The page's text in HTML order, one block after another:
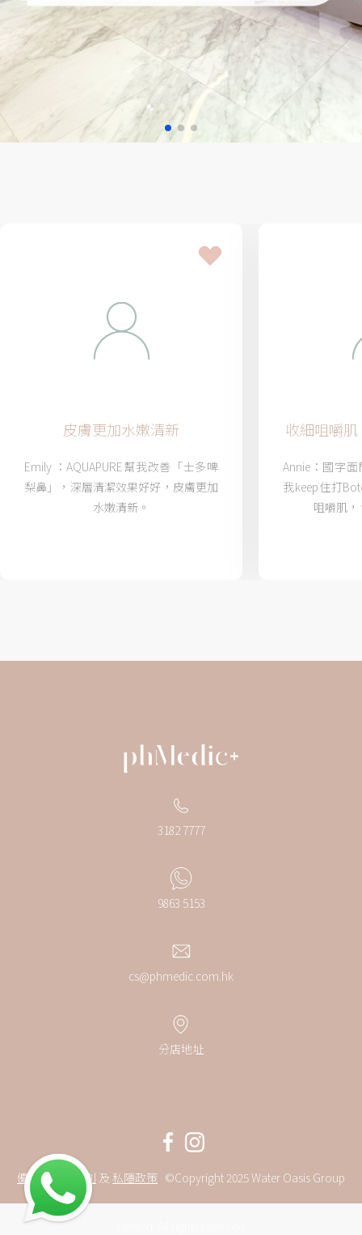
皮膚更加水嫩清新
Emily ：AQUAPURE幫我改善「士多啤
梨鼻」，深層清潔效果好好，皮膚更加
水嫩清新。
收細咀嚼
Annie：國字
我keep住打
咀嚼肌
3182 7777
9863 5153
cs@phmedic.com.hk
分店地址
優惠條款及細則 及 私隱政策 ©Copyright 2025 Water Oasis Group